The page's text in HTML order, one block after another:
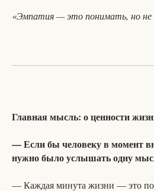
«Эмпатия — это понимать, но не
Главная мысль: о ценности
— Если бы человеку в момент
нужно было услышать одну
— Каждая минута жизни — это